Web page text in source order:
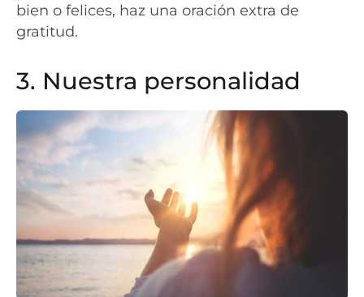
bien o felices, haz una oración extra de
gratitud.
3. Nuestra personalidad